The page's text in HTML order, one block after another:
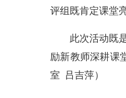
评组既肯定课堂
此次活动既
励新教师深耕课
室 吕吉萍）